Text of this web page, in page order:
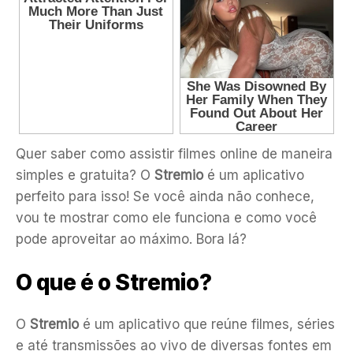
Quer saber como assistir filmes online de maneira
simples e gratuita? O Stremioé um aplicativo
perfeito para isso! Se você ainda não conhece,
vou te mostrar como ele funciona e como você
pode aproveitar ao máximo. Bora lá?
O que é o Stremio?
O Stremioé um aplicativo que reúne filmes, séries
e até transmissões ao vivo de diversas fontes em